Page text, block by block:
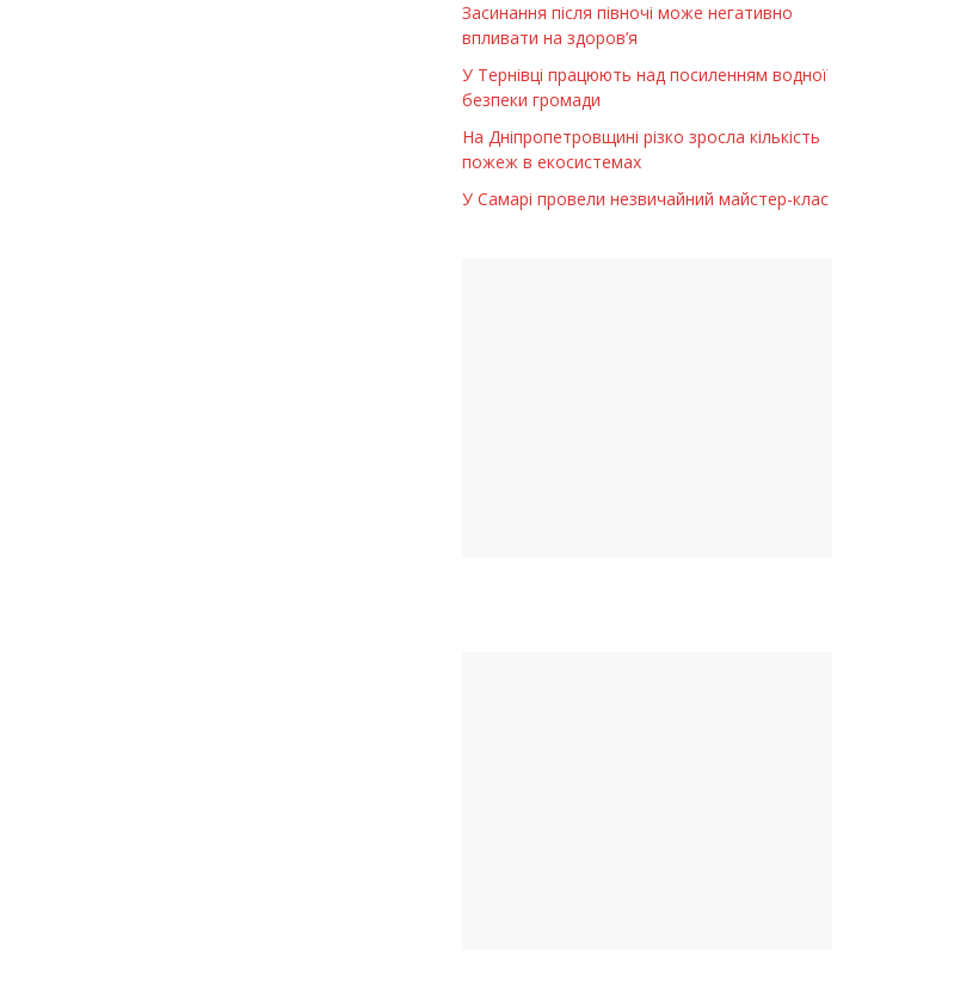
Засинання після півночі може негативно
впливати на здоров’я
У Тернівці працюють над посиленням водної
безпеки громади
На Дніпропетровщині різко зросла кількість
пожеж в екосистемах
У Самарі провели незвичайний майстер-клас